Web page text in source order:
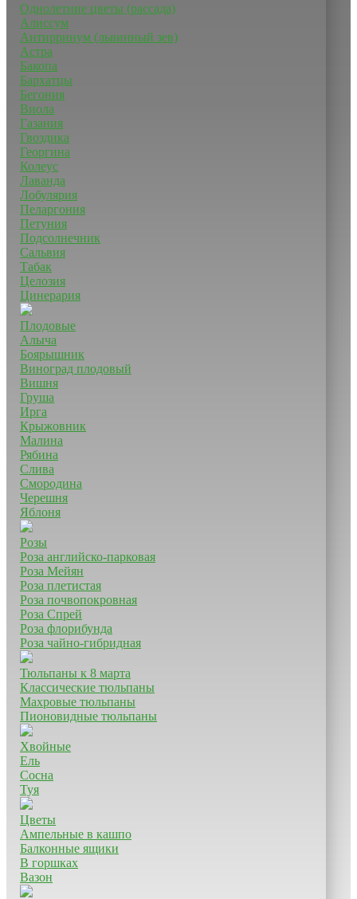
Однолетние цветы (рассада)
Алиссум
Антирринум (львинный зев)
Астра
Бакопа
Бархатцы
Бегония
Виола
Газания
Гвоздика
Георгина
Колеус
Лаванда
Лобулярия
Пеларгония
Петуния
Подсолнечник
Сальвия
Табак
Целозия
Цинерария
Плодовые
Алыча
Боярышник
Виноград плодовый
Вишня
Груша
Ирга
Крыжовник
Малина
Рябина
Слива
Смородина
Черешня
Яблоня
Розы
Роза английско-парковая
Роза Мейян
Роза плетистая
Роза почвопокровная
Роза Спрей
Роза флорибунда
Роза чайно-гибридная
Тюльпаны к 8 марта
Классические тюльпаны
Махровые тюльпаны
Пионовидные тюльпаны
Хвойные
Ель
Сосна
Туя
Цветы
Ампельные в кашпо
Балконные ящики
В горшках
Вазон